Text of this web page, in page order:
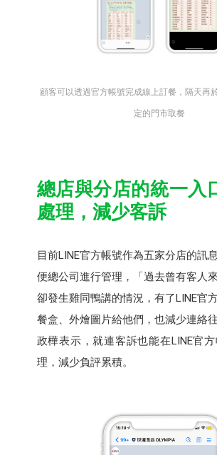
顧客可以透過官方帳號完成線上訂餐，隔天再
定的門市取餐
總店與分店的統一入
處理，減少客訴
目前LINE官方帳號作為五家分店的訊
便總公司進行管理，「過去曾有客人
卻發生雞同鴨講的情況，有了LINE官
餐盒、外燴圖片給他們，也減少連絡
政樺表示，就連客訴也能在LINE官
理，減少負評累積。